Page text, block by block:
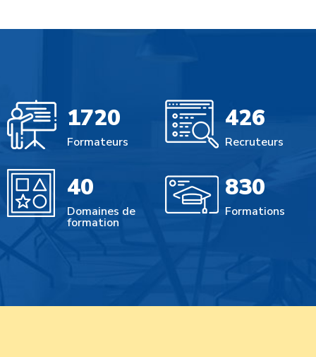
1720
Formateurs
426
Recruteurs
40
Domaines de
formation
830
Formations